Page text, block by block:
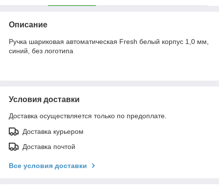
Описание
Ручка шариковая автоматическая Fresh белый корпус 1,0 мм,
синий, без логотипа
Условия доставки
Доставка осуществляется только по предоплате.
Доставка курьером
Доставка почтой
Все условия доставки